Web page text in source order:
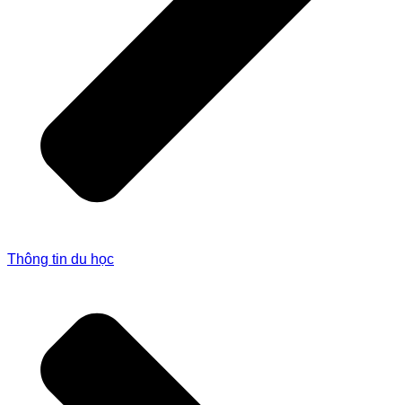
Thông tin du học